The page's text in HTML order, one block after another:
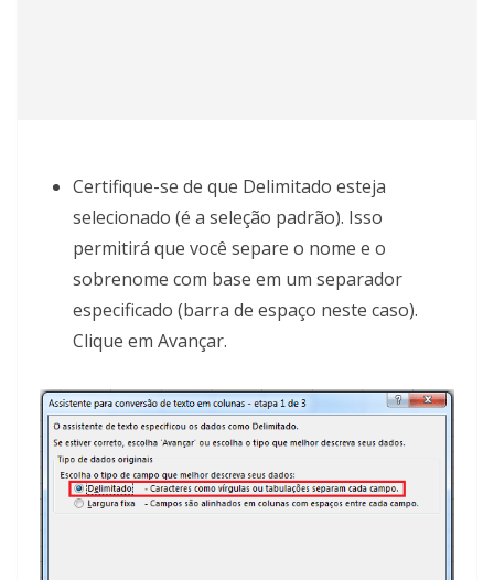
Certifique-se de que Delimitado esteja
selecionado (é a seleção padrão). Isso
permitirá que você separe o nome e o
sobrenome com base em um separador
especificado (barra de espaço neste caso).
Clique em Avançar.